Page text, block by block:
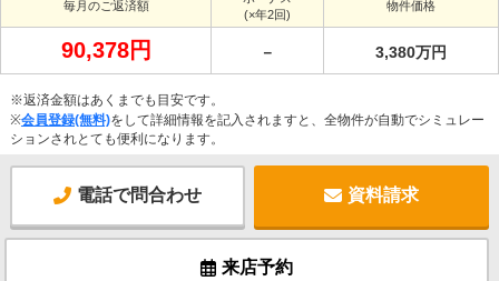
毎月のご返済額
(×年2回)
物件価格
90,378円 － 3,380万円
※返済金額はあくまでも目安です。
※会員登録(無料)をして詳細情報を記入されますと、全物件が自動でシミュレー
ションされとても便利になります。
電話で問合わせ 資料請求
来店予約